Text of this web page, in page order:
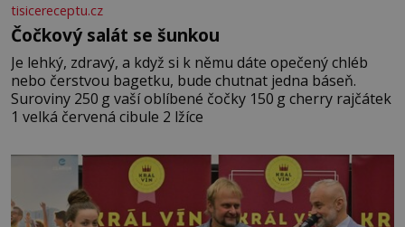
tisicereceptu.cz
Čočkový salát se šunkou
Je lehký, zdravý, a když si k němu dáte opečený chléb
nebo čerstvou bagetku, bude chutnat jedna báseň.
Suroviny 250 g vaší oblíbené čočky 150 g cherry rajčátek
1 velká červená cibule 2 lžíce